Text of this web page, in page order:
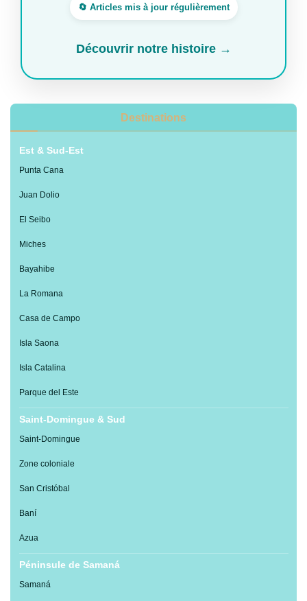
🔄 Articles mis à jour régulièrement
Découvrir notre histoire →
Destinations
Est & Sud-Est
Punta Cana
Juan Dolio
El Seibo
Miches
Bayahibe
La Romana
Casa de Campo
Isla Saona
Isla Catalina
Parque del Este
Saint-Domingue & Sud
Saint-Domingue
Zone coloniale
San Cristóbal
Baní
Azua
Péninsule de Samaná
Samaná